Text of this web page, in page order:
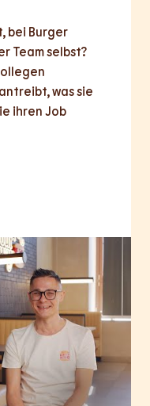
bei Burger
Team selbst?
was sie
ihren Job